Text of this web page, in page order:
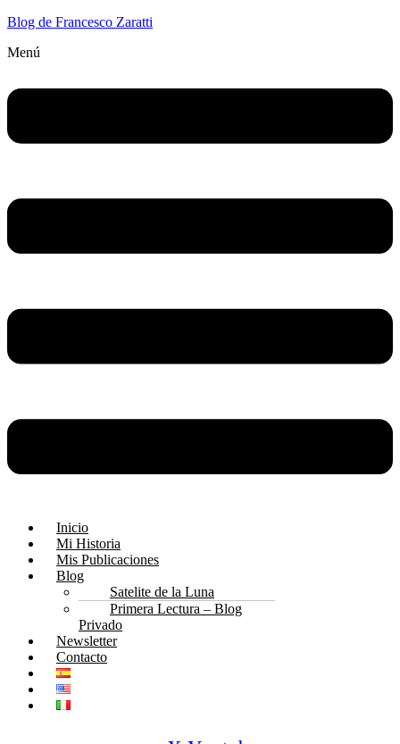
Blog de Francesco Zaratti
Menú
Inicio
Mi Historia
Mis Publicaciones
Blog
Satelite de la Luna
Primera Lectura – Blog
Privado
Newsletter
Contacto